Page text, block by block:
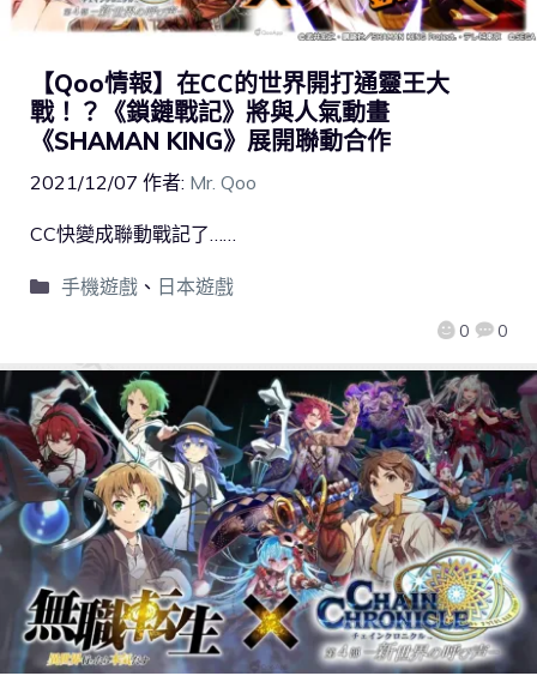
【Qoo情報】在CC的世界開打通靈王大
戰！？《鎖鏈戰記》將與人氣動畫
《SHAMAN KING》展開聯動合作
2021/12/07 作者: Mr. Qoo
0 0
CC快變成聯動戰記了……
手機遊戲、 日本遊戲